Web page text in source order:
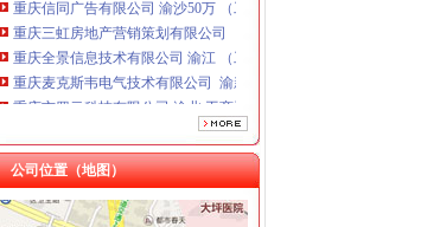
重庆三虹房地产营销策划有限公司
重庆全景信息技术有限公司 渝江 （工商注册）
重庆麦克斯韦电气技术有限公司 渝新 （工商注册）
重庆市罗云科技有限公司 渝北 工商注册
重庆科米克商贸有限责任公司 渝北50万 （工商注册）
重庆瑾崇进出口贸易有限公司 渝中100万 （进出口权）
公司位置（地图）